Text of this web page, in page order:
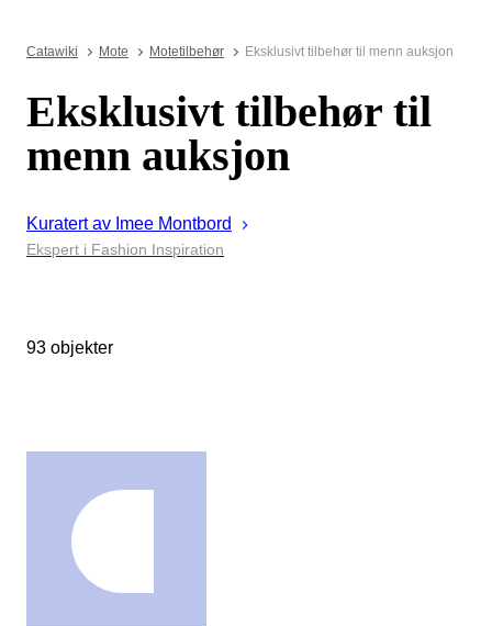
Catawiki Mote Motetilbehør Eksklusivt tilbehør til menn auksjon
Eksklusivt tilbehør til
menn auksjon
Kuratert av Imee Montbord
Ekspert i Fashion Inspiration
93 objekter